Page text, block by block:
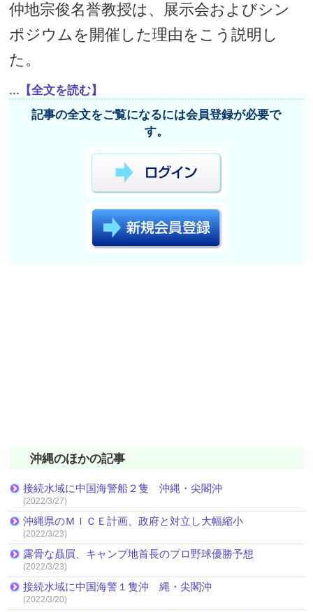
仲地宗俊名誉教授は、展示会およびシン
ポジウムを開催した理由をこう説明し
た。
...【全文を読む】
記事の全文をご覧になるには会員登録が必要で
す。
沖縄のほかの記事
接続水域に中国海警船２隻 沖縄・尖閣沖
(2022/3/27)
沖縄県のＭＩＣＥ計画、政府と対立し大幅縮小
(2022/3/23)
露骨な贔屓、キャンプ地首長のプロ野球優勝予想
(2022/3/23)
接続水域に中国海警１隻沖 縄・尖閣沖
(2022/3/20)